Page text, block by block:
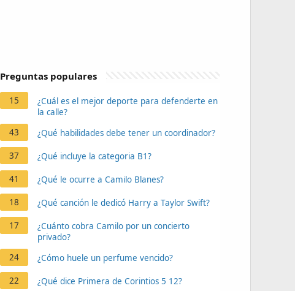
Preguntas populares
15
¿Cuál es el mejor deporte para defenderte en
la calle?
43
¿Qué habilidades debe tener un coordinador?
37 ¿Qué incluye la categoria B1?
41 ¿Qué le ocurre a Camilo Blanes?
18 ¿Qué canción le dedicó Harry a Taylor Swift?
17
¿Cuánto cobra Camilo por un concierto
privado?
24
¿Cómo huele un perfume vencido?
22 ¿Qué dice Primera de Corintios 5 12?